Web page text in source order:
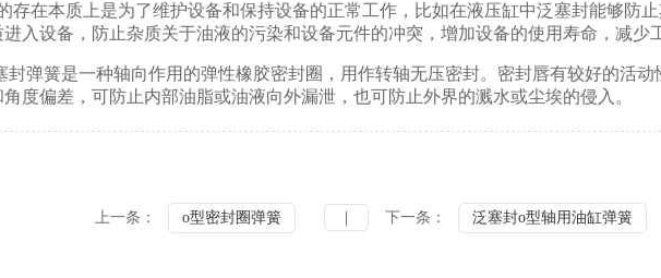
在本质上是为了维护设备和保持设备的正常工作，比如在液压缸中泛塞封能够防
入设备，防止杂质关于油液的污染和设备元件的冲突，增加设备的使用寿命，减少
弹簧是一种轴向作用的弹性橡胶密封圈，用作转轴无压密封。密封唇有较好的活动
度偏差，可防止内部油脂或油液向外漏泄，也可防止外界的溅水或尘埃的侵入。
上一条： o型密封圈弹簧 下一条： 泛塞封o型轴用油缸弹簧